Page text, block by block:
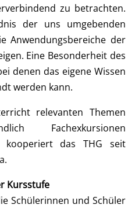
zu betrachten.
der uns umgebenden
Anwendungsbereiche der
Eine Besonderheit des
denen das eigene Wissen
werden kann.
relevanten Themen
Fachexkursionen
kooperiert das THG seit
Kursstufe
Schülerinnen und Schüler